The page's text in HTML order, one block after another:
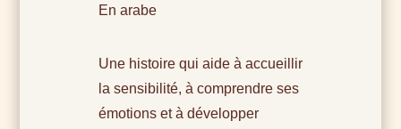
En arabe
Une histoire qui aide à accueillir
la sensibilité, à comprendre ses
émotions et à développer